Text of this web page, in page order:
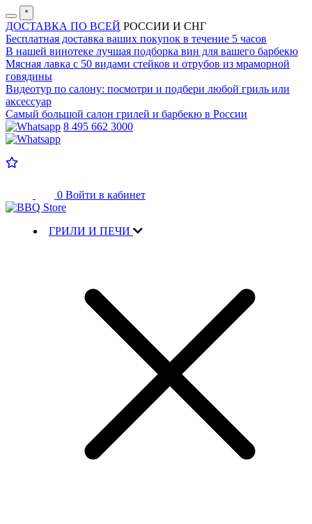
˟
ДОСТАВКА ПО ВСЕЙ РОССИИ И СНГ
Бесплатная доставка ваших покупок в течение 5 часов
В нашей винотеке лучшая подборка вин для вашего барбекю
Мясная лавка с 50 видами стейков и отрубов из мраморной
говядины
Видеотур по салону: посмотри и подбери любой гриль или
аксессуар
Самый большой салон грилей и барбекю в России
8 495 662 3000
0 Войти в кабинет
ГРИЛИ И ПЕЧИ